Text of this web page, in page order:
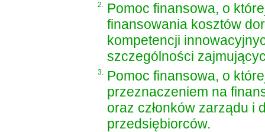
2. Pomoc finansowa, o
finansowania kosztów
kompetencji
szczególności
3. Pomoc finansowa, o
przeznaczeniem na
oraz członków zarządu i
przedsiębiorców.